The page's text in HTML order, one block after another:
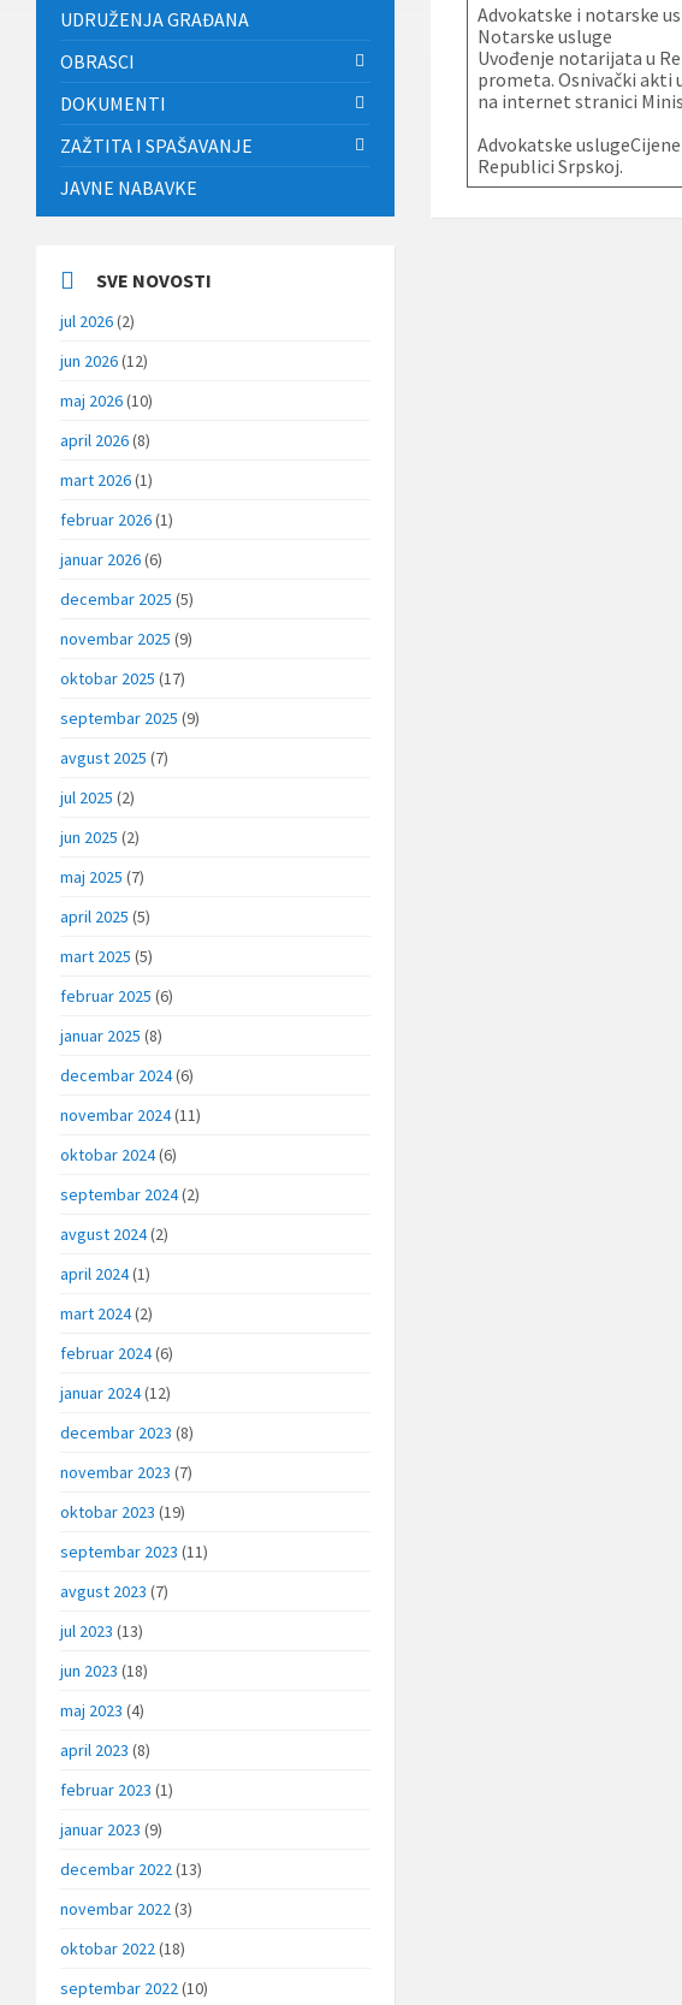
Advokatske i notarske
Notarske usluge
Uvođenje notarijata u
prometa. Osnivački akti
na internet stranici
Advokatske
Republici Srpskoj.
UDRUŽENJA GRAĐANA
OBRASCI
DOKUMENTI
ZAŽTITA I SPAŠAVANJE
JAVNE NABAVKE
SVE NOVOSTI
jul 2026(2)
jun 2026(12)
maj 2026(10)
april 2026(8)
mart 2026(1)
februar 2026(1)
januar 2026(6)
decembar 2025 (5)
novembar 2025 (9)
oktobar 2025 (17)
septembar 2025 (9)
avgust 2025 (7)
jul 2025 (2)
jun 2025 (2)
maj 2025 (7)
april 2025 (5)
mart 2025 (5)
februar 2025 (6)
januar 2025 (8)
decembar 2024(6)
novembar 2024(11)
oktobar 2024(6)
septembar 2024(2)
avgust 2024(2)
april 2024(1)
mart 2024(2)
februar 2024(6)
januar 2024(12)
decembar 2023 (8)
novembar 2023 (7)
oktobar 2023 (19)
septembar 2023 (11)
avgust 2023 (7)
jul 2023 (13)
jun 2023 (18)
maj 2023 (4)
april 2023 (8)
februar 2023 (1)
januar 2023 (9)
decembar 2022(13)
novembar 2022(3)
oktobar 2022(18)
septembar 2022(10)